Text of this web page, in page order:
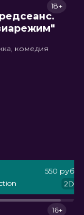
18+
комедия
550 руб.
2D
16+